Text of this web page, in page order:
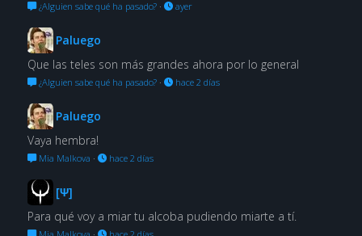
¿Alguien sabe qué ha pasado?· ayer
Paluego
Que las teles son más grandes ahora por lo general
¿Alguien sabe qué ha pasado?· hace 2 días
Paluego
Vaya hembra!
Mia Malkova · hace 2 días
[Ψ]
Para qué voy a miar tu alcoba pudiendo miarte a tí.